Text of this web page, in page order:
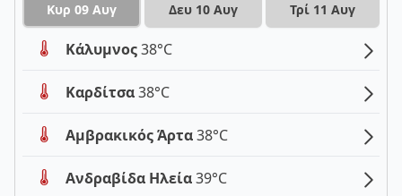
Κυρ 09 Αυγ Δευ 10 Αυγ Τρί 11 Αυγ
Κάλυμνος38°C
Καρδίτσα38°C
Αμβρακικός Άρτα38°C
Ανδραβίδα Ηλεία39°C